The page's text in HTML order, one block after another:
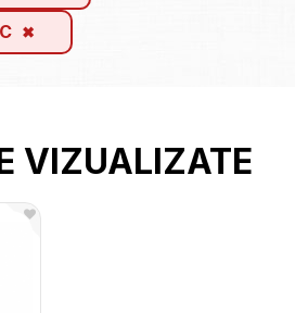
VIZUALIZATE